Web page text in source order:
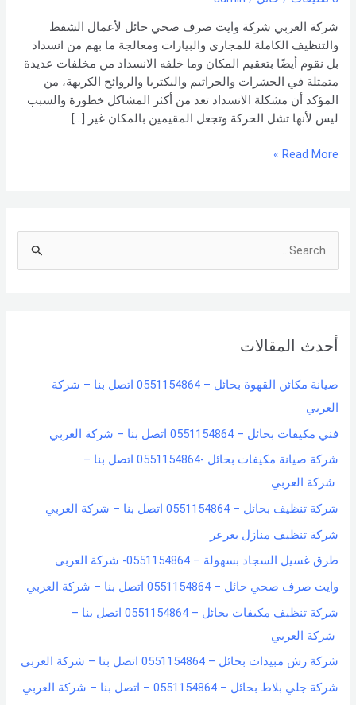
شركة العربي شركة وايت صرف صحي حائل لأعمال الشفط
والتنظيف الكاملة للمجاري والبيارات ومعالجة ما بهم من انسداد
بل نقوم أيضًا بتعقيم المكان وما خلفه الانسداد من مخلفات عديدة
متمثلة في الحشرات والجراثيم والبكتريا والروائح الكريهة، من
المؤكد أن مشكلة الانسداد تعد من أكثر المشاكل خطورة والسبب
ليس لأنها تشل الحركة وتجعل المقيمين بالمكان غير […]
شركة العربي
Read More »
c
f
o
r
:
أحدث المقالات
صيانة مكائن القهوة بحائل – 0551154864 اتصل بنا – شركة
العربي
فني مكيفات بحائل – 0551154864 اتصل بنا – شركة العربي
شركة صيانة مكيفات بحائل -0551154864 اتصل بنا –
شركة العربي
شركة تنظيف بحائل – 0551154864 اتصل بنا – شركة العربي
شركة تنظيف منازل بعرعر
طرق غسيل السجاد بسهولة – 0551154864- شركة العربي
وايت صرف صحي حائل – 0551154864 اتصل بنا – شركة العربي
شركة تنظيف مكيفات بحائل – 0551154864 اتصل بنا –
شركة العربي
شركة رش مبيدات بحائل – 0551154864 اتصل بنا – شركة العربي
شركة جلي بلاط بحائل – 0551154864 – اتصل بنا – شركة العربي